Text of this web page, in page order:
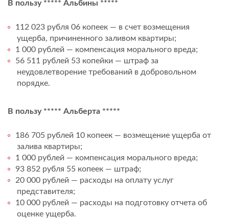
В пользу ***** Альбины *****
112 023 рубля 06 копеек — в счет возмещения
ущерба, причиненного заливом квартиры;
1 000 рублей — компенсация морального вреда;
56 511 рублей 53 копейки — штраф за
неудовлетворение требований в добровольном
порядке.
В пользу ***** Альберта *****
186 705 рублей 10 копеек — возмещение ущерба от
залива квартиры;
1 000 рублей — компенсация морального вреда;
93 852 рубля 55 копеек — штраф;
20 000 рублей — расходы на оплату услуг
представителя;
10 000 рублей — расходы на подготовку отчета об
оценке ущерба.